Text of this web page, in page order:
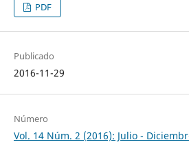
PDF
Publicado
2016-11-29
Número
Vol. 14 Núm. 2 (2016): Julio -